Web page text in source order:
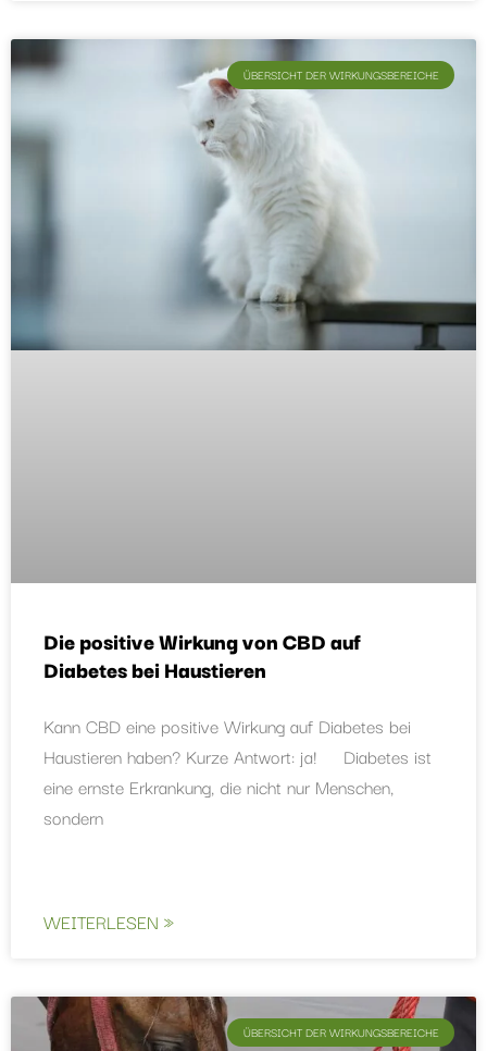
ÜBERSICHT DER WIRKUNGSBEREICHE
Die positive Wirkung von CBD auf
Diabetes bei Haustieren
Kann CBD eine positive Wirkung auf Diabetes bei
Haustieren haben? Kurze Antwort: ja! Diabetes ist
eine ernste Erkrankung, die nicht nur Menschen,
sondern
WEITERLESEN »
ÜBERSICHT DER WIRKUNGSBEREICHE